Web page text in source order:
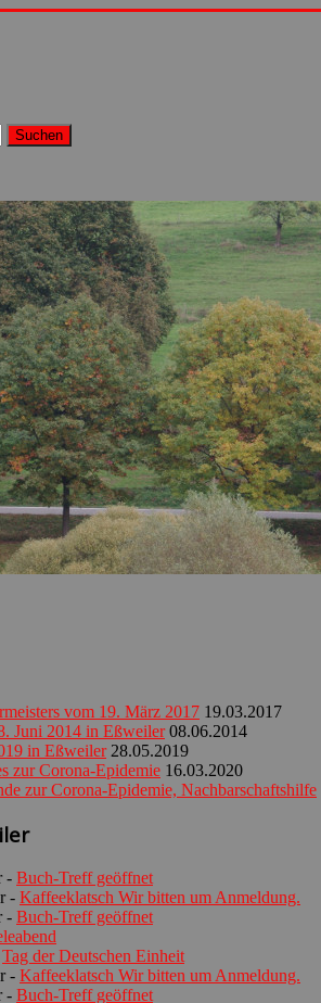
Suchen
vom 19. März 2017 19.03.2017
Juni 2014 in Eßweiler 08.06.2014
in Eßweiler 28.05.2019
zur Corona-Epidemie 16.03.2020
zur Corona-Epidemie, Nachbarschaftshilfe
- Buch-Treff geöffnet
- Kaffeeklatsch Wir bitten um Anmeldung.
- Buch-Treff geöffnet
Tag der Deutschen Einheit
- Kaffeeklatsch Wir bitten um Anmeldung.
- Buch-Treff geöffnet